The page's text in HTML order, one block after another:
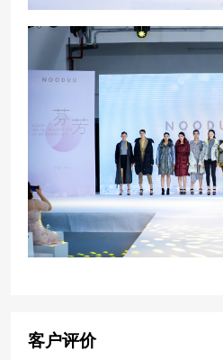
客户评价